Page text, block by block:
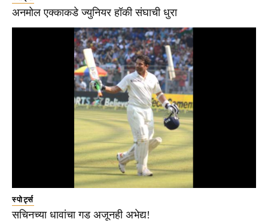
अनमोल एक्काकडे ज्युनियर हॉकी संघाची धुरा
स्पोर्ट्स
सचिनच्या धावांचा गड अजूनही अभेद्य!